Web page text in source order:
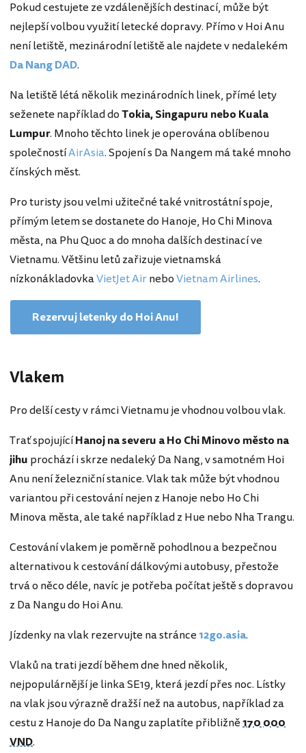
Pokud cestujete ze vzdálenějších destinací, může být
nejlepší volbou využití letecké dopravy. Přímo v Hoi Anu
není letiště, mezinárodní letiště ale najdete v nedalekém
Da Nang DAD.
Na letiště létá několik mezinárodních linek, přímé lety
seženete například doTokia, Singapuru nebo Kuala
Lumpur. Mnoho těchto linek je operována oblíbenou
společnostíAirAsia. Spojení s Da Nangem má také mnoho
čínských měst.
Pro turisty jsou velmi užitečné také vnitrostátní spoje,
přímým letem se dostanete do Hanoje, Ho Chi Minova
města, na Phu Quoc a do mnoha dalších destinací ve
Vietnamu. Většinu letů zařizuje vietnamská
nízkonákladovkaVietJet AirneboVietnam Airlines.
Rezervuj letenky do Hoi Anu!
Vlakem
Pro delší cesty v rámci Vietnamu je vhodnou volbou vlak.
Trať spojujícíHanoj na severu a Ho Chi Minovo město na
jihu prochází i skrze nedaleký Da Nang, v samotném Hoi
Anu není železniční stanice. Vlak tak může být vhodnou
variantou při cestování nejen z Hanoje nebo Ho Chi
Minova města, ale také například z Hue nebo Nha Trangu.
Cestování vlakem je poměrně pohodlnou a bezpečnou
alternativou k cestování dálkovými autobusy, přestože
trvá o něco déle, navíc je potřeba počítat ještě s dopravou
z Da Nangu do Hoi Anu.
Jízdenky na vlak rezervujte na stránce12go.asia.
Vlaků na trati jezdí během dne hned několik,
nejpopulárnější je linka SE19, která jezdí přes noc. Lístky
na vlak jsou výrazně dražší než na autobus, například za
cestu z Hanoje do Da Nangu zaplatíte přibližně170 000
VND.